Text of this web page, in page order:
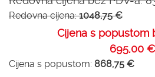
Redovna cijena:1048,75 €
Cijena s popustom
695,00 €
Cijena s popustom: 868,75 €